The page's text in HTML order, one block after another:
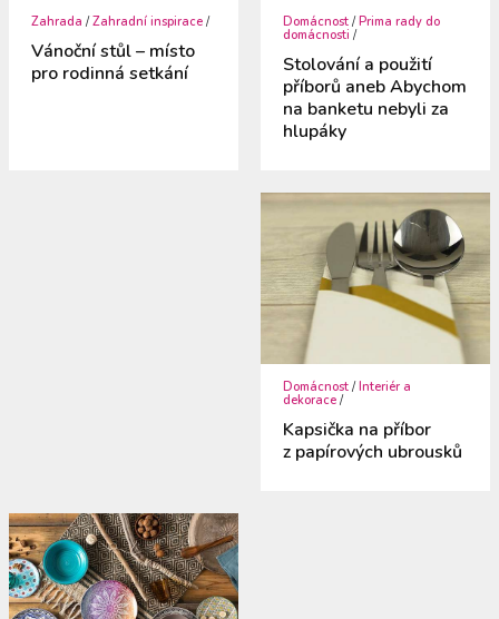
Zahrada /Zahradní inspirace /
Vánoční stůl – místo
pro rodinná setkání
Domácnost /Prima rady do
domácnosti /
Stolování a použití
příborů aneb Abychom
na banketu nebyli za
hlupáky
Domácnost /Interiér a
dekorace /
Kapsička na příbor
z papírových ubrousků